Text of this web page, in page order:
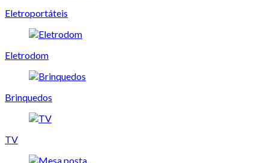
Eletroportáteis
Eletrodom
Brinquedos
TV